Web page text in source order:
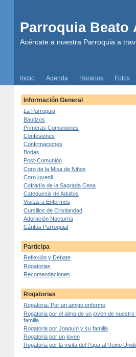
Parroquia Beato
Acércate a nuestra Parroquia a
Inicio Agenda Horarios Fotos
Información General
La Parroquia
Bautizos
Primeras Comuniones
Confesiones
Confirmaciones
Bodas
Post-Comunión
Coro de la Misa de Niños
Coro juvenil
Cofradía de la Sagrada Cena
Catequesis de Adultos
Visitas a Enfermos
Cursillos de Cristiandad
Adoración Nocturna
Cáritas Parroquial
Participa
Reflexión y Debate
Rogatorias
Recomendaciones
Rogatorias
Rogatoria: Por un amigo enfermo
Rogatoria por el alma de un joven de
familia
Rogatoria por Joaquín y su familia
Rogatoria por un joven
Rogatoria por la visita del Papa al Reino